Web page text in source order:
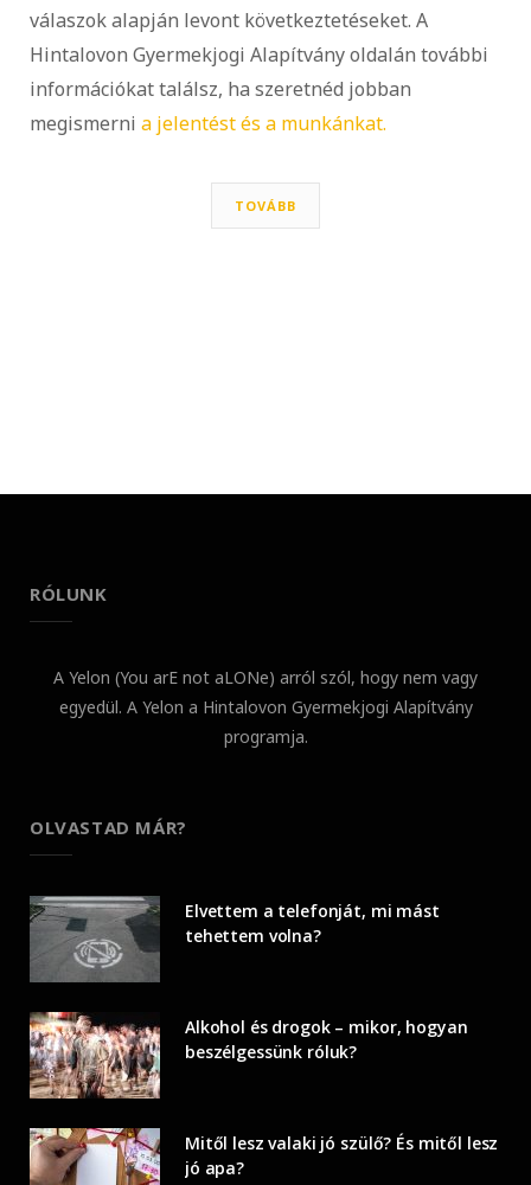
válaszok alapján levont következtetéseket. A
Hintalovon Gyermekjogi Alapítvány oldalán további
információkat találsz, ha szeretnéd jobban
megismerni a jelentést és a munkánkat.
TOVÁBB
RÓLUNK
A Yelon (You arE not aLONe) arról szól, hogy nem vagy
egyedül. A Yelon a Hintalovon Gyermekjogi Alapítvány
programja.
OLVASTAD MÁR?
Elvettem a telefonját, mi mást
tehettem volna?
Alkohol és drogok – mikor, hogyan
beszélgessünk róluk?
Mitől lesz valaki jó szülő? És mitől lesz
jó apa?